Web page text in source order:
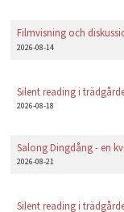
Filmvisning och
2026-08-14
Silent reading i
2026-08-18
Salong Dingdång - en
2026-08-21
Silent reading i